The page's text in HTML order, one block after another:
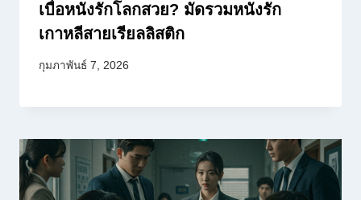
เบื่อหนังรักโลกสวย? มัดรวมหนังรัก
เกาหลีสายเรียลลิสติก
กุมภาพันธ์ 7, 2026